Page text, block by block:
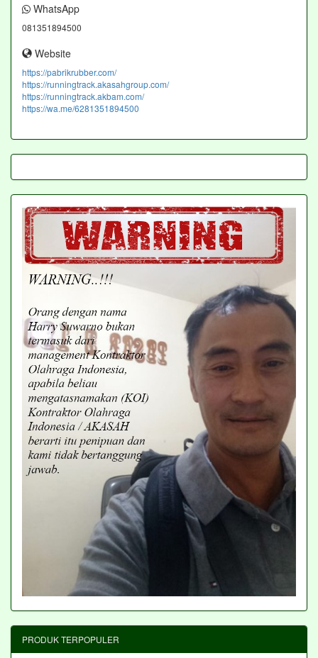
WhatsApp
081351894500
Website
https://pabrikrubber.com/
https://runningtrack.akasahgroup.com/
https://runningtrack.akbam.com/
https://wa.me/6281351894500
PRODUK TERPOPULER